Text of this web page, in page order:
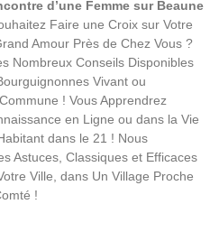
d’une Femme sur Beaune
Faire une Croix sur Votre
Amour Près de Chez Vous ?
Nombreux Conseils Disponibles
Vivant ou
! Vous Apprendrez
en Ligne ou dans la Vie
dans le 21 ! Nous
Astuces, Classiques et Efficaces
Ville, dans Un Village Proche
!